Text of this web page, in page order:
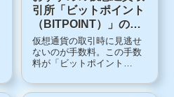
引所「ビットポイント
（BITPOINT）」の始
め方
仮想通貨の取引時に見逃せ
ないのが手数料。この手数
料が「ビットポイント
す。SBIホールディングス